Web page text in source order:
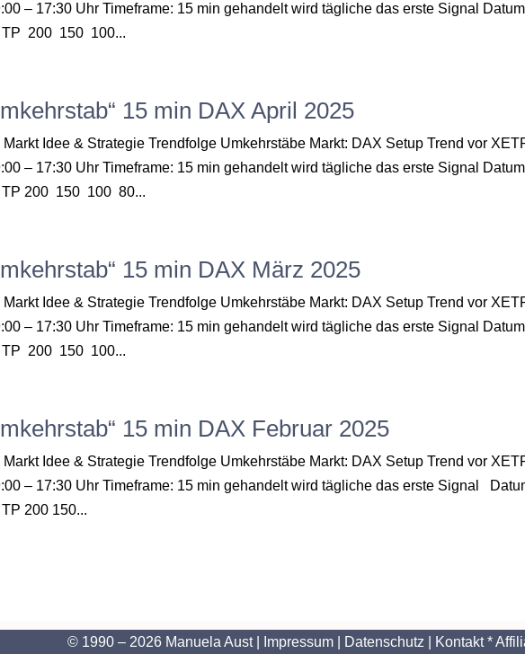
– 17:30 Uhr Timeframe: 15 min gehandelt wird tägliche das erste Signal Datum
TP 200 150 100...
15 min DAX April 2025
Idee & Strategie Trendfolge Umkehrstäbe Markt: DAX Setup Trend vor
– 17:30 Uhr Timeframe: 15 min gehandelt wird tägliche das erste Signal Datum
TP 200 150 100 80...
15 min DAX März 2025
Idee & Strategie Trendfolge Umkehrstäbe Markt: DAX Setup Trend vor
– 17:30 Uhr Timeframe: 15 min gehandelt wird tägliche das erste Signal Datum
TP 200 150 100...
15 min DAX Februar 2025
Idee & Strategie Trendfolge Umkehrstäbe Markt: DAX Setup Trend vor
– 17:30 Uhr Timeframe: 15 min gehandelt wird tägliche das erste Signal
200 150...
© 1990 – 2026 Manuela Aust | Impressum| Datenschutz Kontakt*